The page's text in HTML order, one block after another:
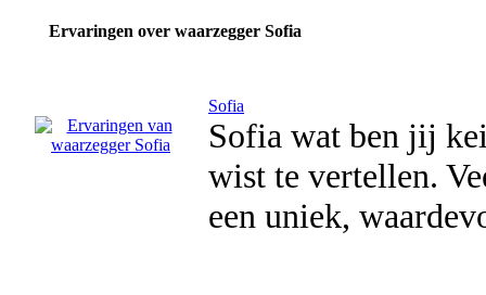
Ervaringen over waarzegger Sofia
Sofia
Sofia wat ben jij
wist te vertellen.
een uniek,